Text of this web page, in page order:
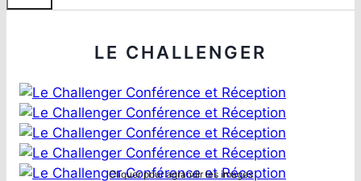
LE CHALLENGER
Cliquer pour agrandir les images